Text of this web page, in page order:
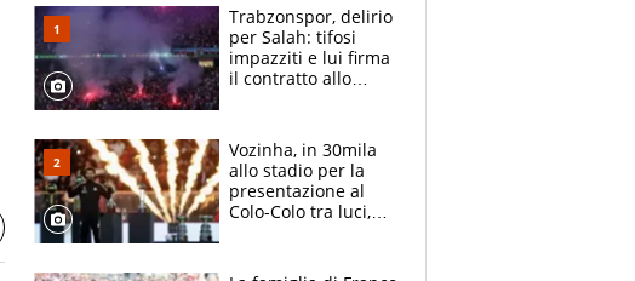
Trabzonspor, delirio
per Salah: tifosi
impazziti e lui firma
il contratto allo
Vozinha, in 30mila
allo stadio per la
presentazione al
Colo-Colo tra luci,